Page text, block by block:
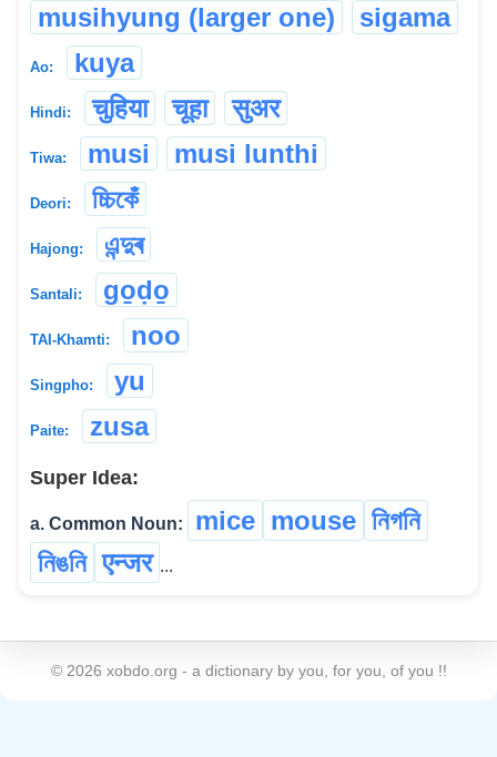
musihyung (larger one)
sigama
Ao: kuya
Hindi: चुहिया चूहा सुअर
Tiwa: musi musi lunthi
Deori: চ্চিকেঁ
Hajong: এন্দুৰ
Santali: go̱ḍo̱
TAI-Khamti: noo
Singpho: yu
Paite: zusa
Super Idea:
a. Common Noun: mice mouse নিগনি
নিঙনি एन्जर ...
© 2026 xobdo.org - a dictionary by you, for you, of you !!